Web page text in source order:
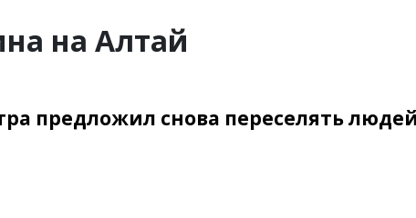
на Алтай
предложил снова переселять